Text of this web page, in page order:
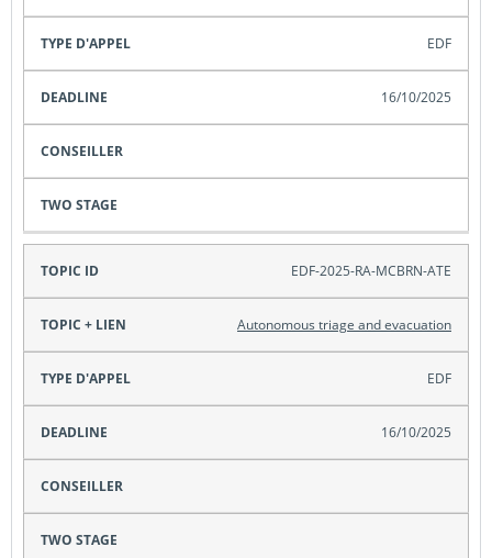
EDF
16/10/2025
EDF-2025-RA-MCBRN-ATE
Autonomous triage and evacuation
EDF
16/10/2025